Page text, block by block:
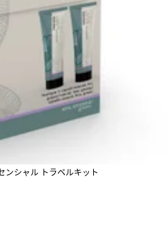
ンシャル トラベルキット